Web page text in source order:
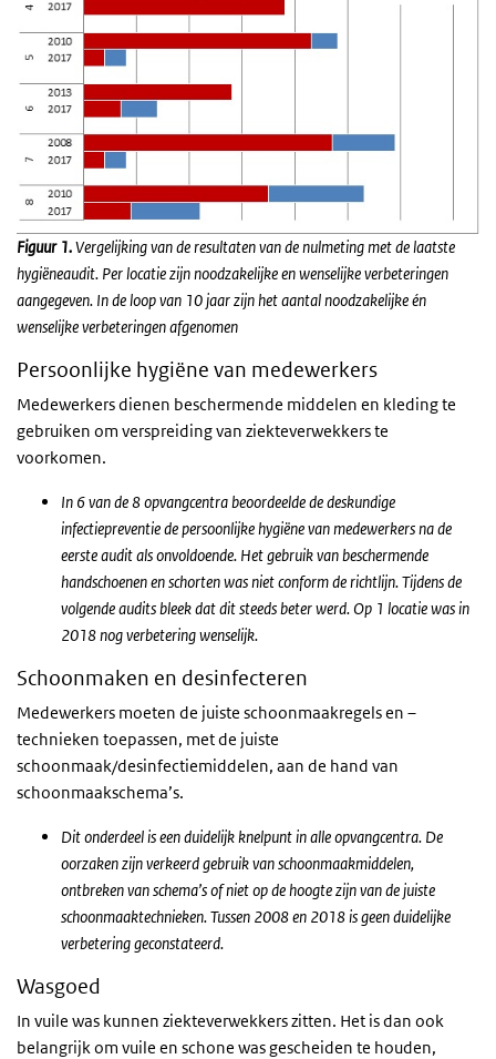
Figuur 1.Vergelijking van de resultaten van de nulmeting met de laatste
hygiëneaudit. Per locatie zijn noodzakelijke en wenselijke verbeteringen
aangegeven. In de loop van 10 jaar zijn het aantal noodzakelijke én
wenselijke verbeteringen afgenomen
Persoonlijke hygiëne van medewerkers
Medewerkers dienen beschermende middelen en kleding te
gebruiken om verspreiding van ziekteverwekkers te
voorkomen.
In 6 van de 8 opvangcentra beoordeelde de deskundige
infectiepreventie de persoonlijke hygiëne van medewerkers na de
eerste audit als onvoldoende. Het gebruik van beschermende
handschoenen en schorten was niet conform de richtlijn. Tijdens de
volgende audits bleek dat dit steeds beter werd. Op 1 locatie was in
2018 nog verbetering wenselijk.
Schoonmaken en desinfecteren
Medewerkers moeten de juiste schoonmaakregels en –
technieken toepassen, met de juiste
schoonmaak/desinfectiemiddelen, aan de hand van
schoonmaakschema’s.
Dit onderdeel is een duidelijk knelpunt in alle opvangcentra. De
oorzaken zijn verkeerd gebruik van schoonmaakmiddelen,
ontbreken van schema’s of niet op de hoogte zijn van de juiste
schoonmaaktechnieken. Tussen 2008 en 2018 is geen duidelijke
verbetering geconstateerd.
Wasgoed
In vuile was kunnen ziekteverwekkers zitten. Het is dan ook
belangrijk om vuile en schone was gescheiden te houden,